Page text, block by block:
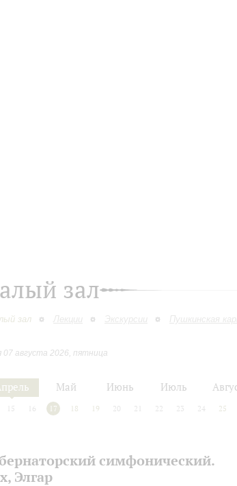
зал
зал Лекции Экскурсии Пушкинская
07 августа 2026, пятница
Май Июнь Июль
15 16 17 18 19 20 21 22 23 24 25
симфонический.
Элгар